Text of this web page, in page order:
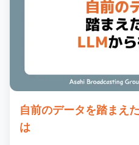
自前のデータを踏まえ
は